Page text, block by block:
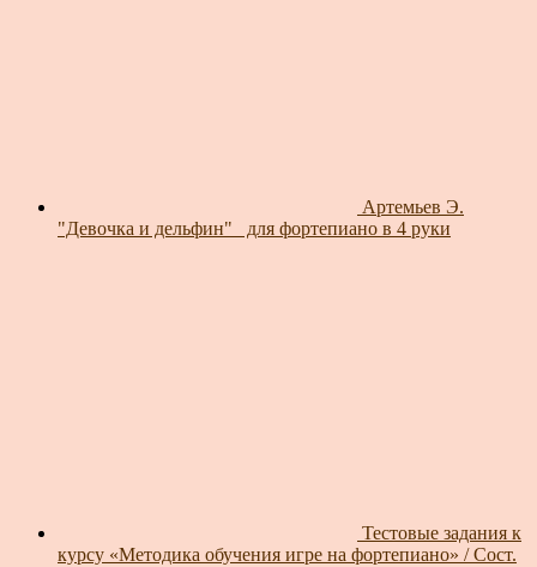
Артемьев Э.
"Девочка и дельфин"_ для фортепиано в 4 руки
Тестовые задания к
курсу «Методика обучения игре на фортепиано» / Сост.